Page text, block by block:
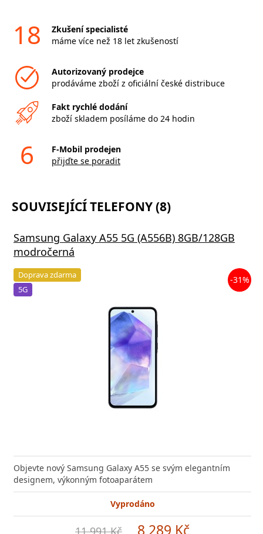
18
Zkušení specialisté
máme více než 18 let zkušeností
Autorizovaný prodejce
prodáváme zboží z oficiální české distribuce
Fakt rychlé dodání
zboží skladem posíláme do 24 hodin
6
F-Mobil prodejen
přijďte se poradit
SOUVISEJÍCÍ TELEFONY (8)
Samsung Galaxy A55 5G (A556B) 8GB/128GB
modročerná
Doprava zdarma
5G
-31%
Objevte nový Samsung Galaxy A55 se svým elegantním
designem, výkonným fotoaparátem
Vyprodáno
11 991 Kč 8 289 Kč